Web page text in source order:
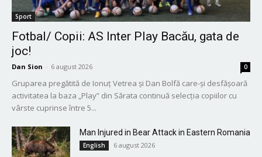
Sport
Fotbal/ Copii: AS Inter Play Bacău, gata de
joc!
Dan Sion - 6 august 2026 0
Gruparea pregătită de Ionuț Vetrea și Dan Bolfă care-și desfășoară
activitatea la baza „Play” din Sărata continuă selecția copiilor cu
vârste cuprinse între 5...
Man Injured in Bear Attack in Eastern Romania
English 6 august 2026